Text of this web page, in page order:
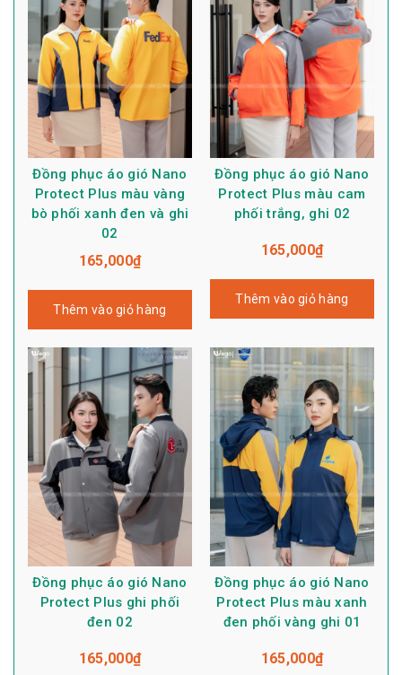
Đồng phục áo gió Nano
Protect Plus màu vàng
bò phối xanh đen và ghi
02
165,000₫
Thêm vào giỏ hàng
Đồng phục áo gió Nano
Protect Plus màu cam
phối trắng, ghi 02
165,000₫
Thêm vào giỏ hàng
Đồng phục áo gió Nano
Protect Plus ghi phối
đen 02
165,000₫
Đồng phục áo gió Nano
Protect Plus màu xanh
đen phối vàng ghi 01
165,000₫